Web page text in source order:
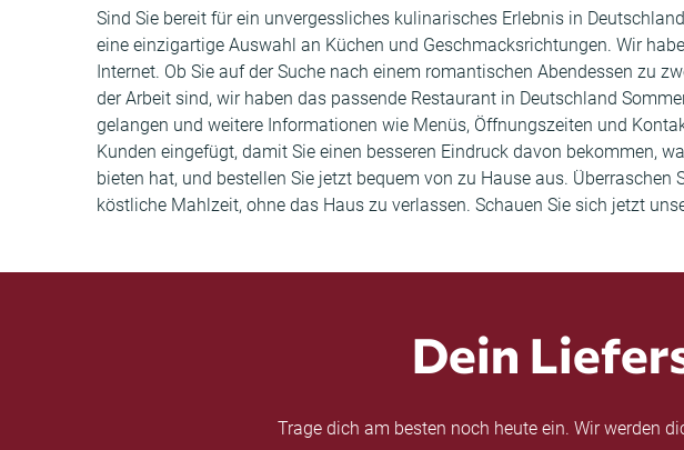
Sind Sie bereit für ein unvergessliches kulinarisches Erlebnis in
eine einzigartige Auswahl an Küchen und Geschmacksrichtungen. Wir
Internet. Ob Sie auf der Suche nach einem romantischen Abendessen zu
der Arbeit sind, wir haben das passende Restaurant in Deutschland
gelangen und weitere Informationen wie Menüs, Öffnungszeiten und
Kunden eingefügt, damit Sie einen besseren Eindruck davon bekommen,
bieten hat, und bestellen Sie jetzt bequem von zu Hause aus.
köstliche Mahlzeit, ohne das Haus zu verlassen. Schauen Sie sich jetzt
Dein
Trage dich am besten noch heute ein. Wir werden